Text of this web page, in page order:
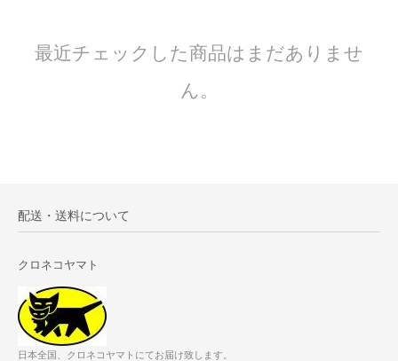
最近チェックした商品はまだありませ
ん。
配送・送料について
クロネコヤマト
日本全国、クロネコヤマトにてお届け致します。